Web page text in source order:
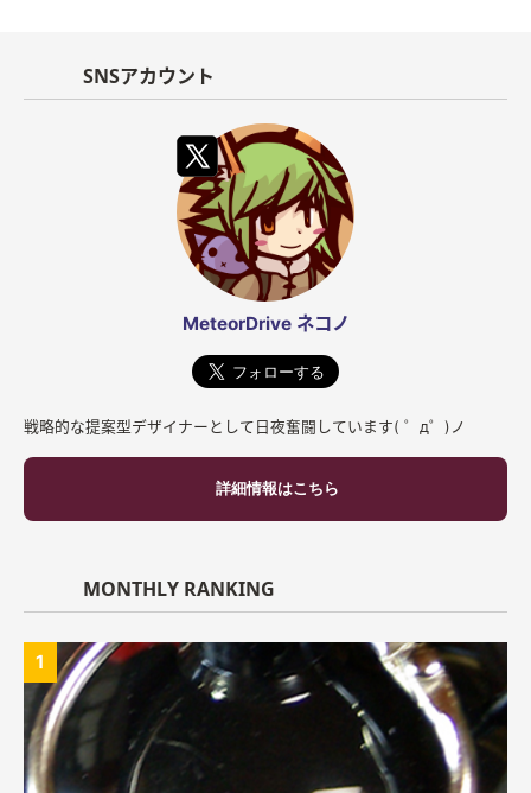
SNSアカウント
MeteorDrive ネコノ
戦略的な提案型デザイナーとして日夜奮闘しています( ゜д゜)ノ
詳細情報はこちら
MONTHLY RANKING